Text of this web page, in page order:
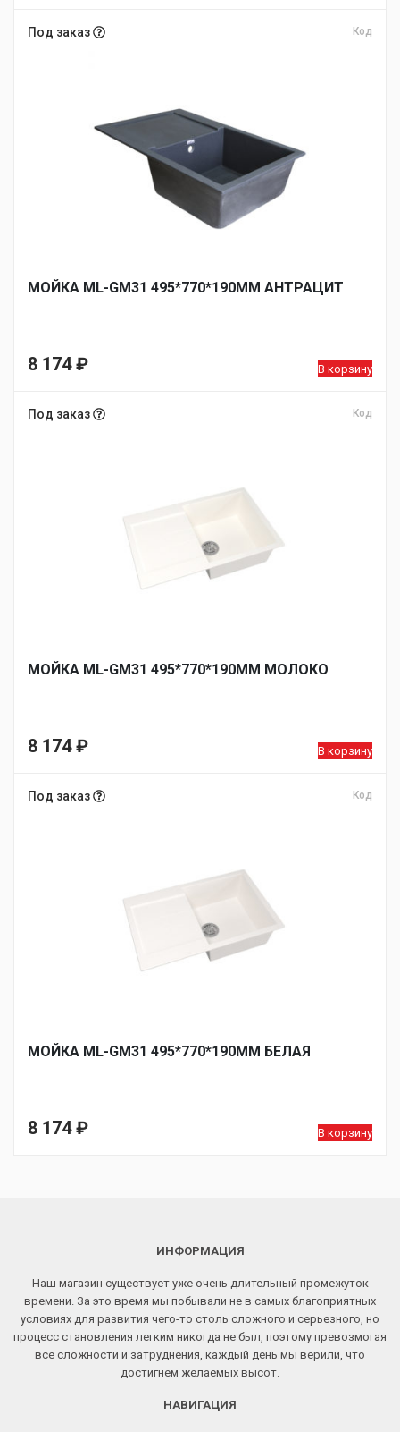
Под заказ Код
МОЙКА ML-GM31 495*770*190ММ АНТРАЦИТ
8 174₽ В корзину
Под заказ Код
МОЙКА ML-GM31 495*770*190ММ МОЛОКО
8 174₽ В корзину
Под заказ Код
МОЙКА ML-GM31 495*770*190ММ БЕЛАЯ
8 174₽ В корзину
ИНФОРМАЦИЯ
Наш магазин существует уже очень длительный промежуток
времени. За это время мы побывали не в самых благоприятных
условиях для развития чего-то столь сложного и серьезного, но
процесс становления легким никогда не был, поэтому превозмогая
все сложности и затруднения, каждый день мы верили, что
достигнем желаемых высот.
НАВИГАЦИЯ